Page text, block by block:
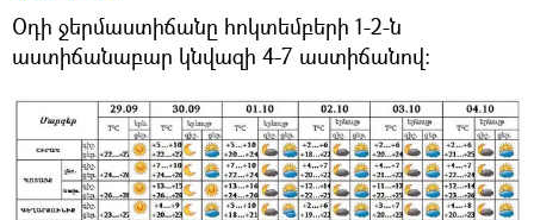
Օդի ջերմաստիճանը հոկտեմբերի 1-2-ն
աստիճանաբար կնվազի 4-7 աստիճանով: